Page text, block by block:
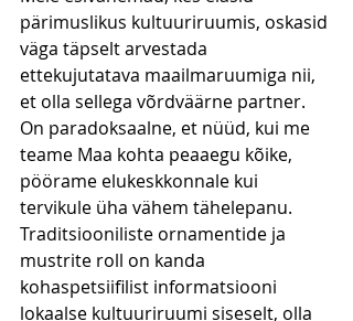
pärimuslikus kultuuriruumis, oskasid
väga täpselt arvestada
ettekujutatava maailmaruumiga nii,
et olla sellega võrdväärne partner.
On paradoksaalne, et nüüd, kui me
teame Maa kohta peaaegu kõike,
pöörame elukeskkonnale kui
tervikule üha vähem tähelepanu.
Traditsiooniliste ornamentide ja
mustrite roll on kanda
kohaspetsiifilist informatsiooni
lokaalse kultuuriruumi siseselt, olla